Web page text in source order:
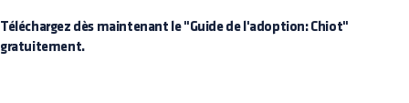
Téléchargez dès maintenant le "Guide de l'adoption: Chiot"
gratuitement.